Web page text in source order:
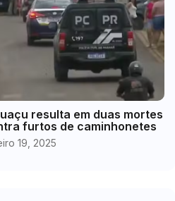
resulta em duas mortes
furtos de caminhonetes
19, 2025